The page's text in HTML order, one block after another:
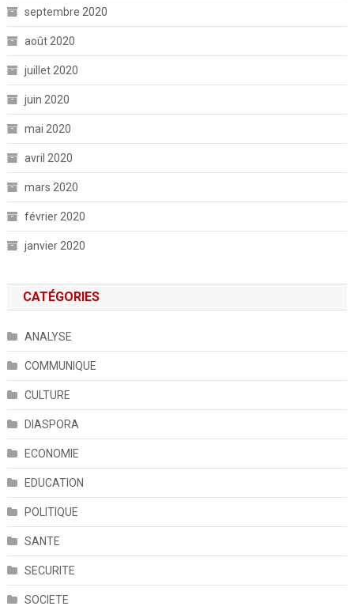
septembre 2020
août 2020
juillet 2020
juin 2020
mai 2020
avril 2020
mars 2020
février 2020
janvier 2020
CATÉGORIES
ANALYSE
COMMUNIQUE
CULTURE
DIASPORA
ECONOMIE
EDUCATION
POLITIQUE
SANTE
SECURITE
SOCIETE